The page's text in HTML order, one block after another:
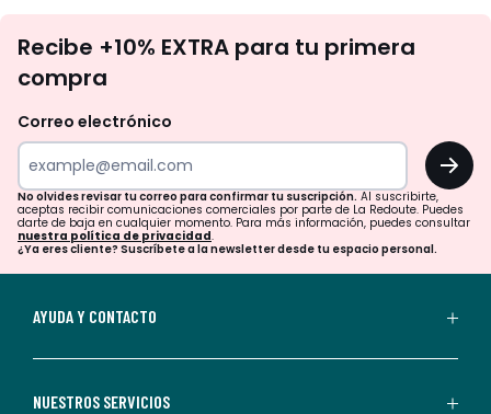
te
tu
para
confirmar
tu
suscripción.
aceptas
Recibe +10% EXTRA para tu primera
compra
Correo electrónico
OK
No olvides revisar tu correo para confirmar tu suscripción. Al suscribirte,
aceptas recibir comunicaciones comerciales por parte de La Redoute. Puedes
darte de baja en cualquier momento. Para más información, puedes consultar
nuestra política de privacidad.
¿Ya eres cliente? Suscríbete a la newsletter desde tu espacio personal.
AYUDA Y CONTACTO
NUESTROS SERVICIOS